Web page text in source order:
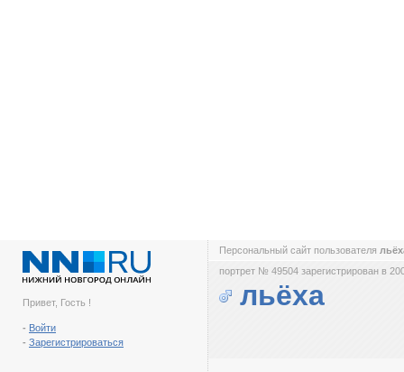
Привет, Гость !
- Войти
- Зарегистрироваться
Персональный сайт пользователя
портрет № 49504 зарегистрирован в
льёха